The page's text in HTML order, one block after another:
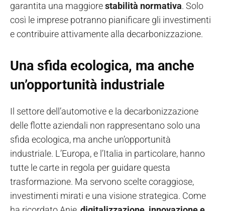
garantita una maggiorestabilità normativa. Solo
così le imprese potranno pianificare gli investimenti
e contribuire attivamente alla decarbonizzazione.
Una sfida ecologica, ma anche
un’opportunità industriale
Il settore dell’automotive e la decarbonizzazione
delle flotte aziendali non rappresentano solo una
sfida ecologica, ma anche un’opportunità
industriale. L’Europa, e l’Italia in particolare, hanno
tutte le carte in regola per guidare questa
trasformazione. Ma servono scelte coraggiose,
investimenti mirati e una visione strategica. Come